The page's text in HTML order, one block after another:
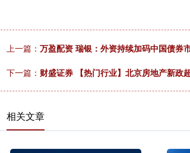
上一篇： 万盈配资 瑞银：外资持续加码中国债券
下一篇： 财盛证券 【热门行业】北京房地产新政
相关文章